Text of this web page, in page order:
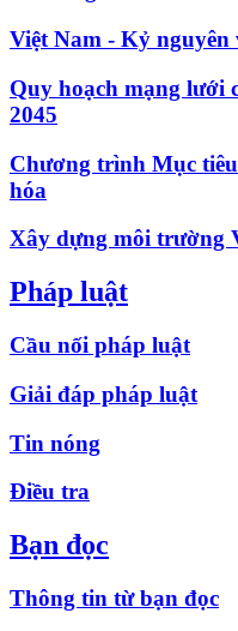
Việt Nam - Kỷ
Quy hoạch mạng lưới
2045
Chương trình Mục
hóa
Xây dựng môi trường
Pháp luật
Cầu nối pháp luật
Giải đáp pháp luật
Tin nóng
Điều tra
Bạn đọc
Thông tin từ bạn đọc